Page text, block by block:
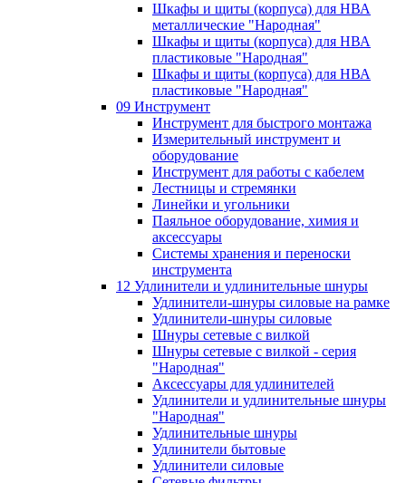
Шкафы и щиты (корпуса) для НВА
металлические "Народная"
Шкафы и щиты (корпуса) для НВА
пластиковые "Народная"
Шкафы и щиты (корпуса) для НВА
пластиковые "Народная"
09 Инструмент
Инструмент для быстрого монтажа
Измерительный инструмент и
оборудование
Инструмент для работы с кабелем
Лестницы и стремянки
Линейки и угольники
Паяльное оборудование, химия и
аксессуары
Системы хранения и переноски
инструмента
12 Удлинители и удлинительные шнуры
Удлинители-шнуры силовые на рамке
Удлинители-шнуры силовые
Шнуры сетевые с вилкой
Шнуры сетевые с вилкой - серия
"Народная"
Аксессуары для удлинителей
Удлинители и удлинительные шнуры
"Народная"
Удлинительные шнуры
Удлинители бытовые
Удлинители силовые